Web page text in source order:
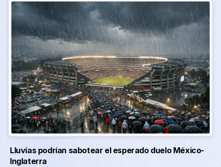
Lluvias podrían sabotear el esperado duelo México-
Inglaterra